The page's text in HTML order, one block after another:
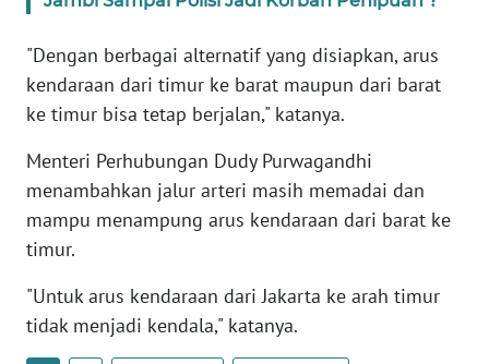
"Dengan berbagai alternatif yang disiapkan, arus
kendaraan dari timur ke barat maupun dari barat
ke timur bisa tetap berjalan," katanya.
Menteri Perhubungan Dudy Purwagandhi
menambahkan jalur arteri masih memadai dan
mampu menampung arus kendaraan dari barat ke
timur.
"Untuk arus kendaraan dari Jakarta ke arah timur
tidak menjadi kendala," katanya.
JABAR
WN
WN
NTT
KEPRI